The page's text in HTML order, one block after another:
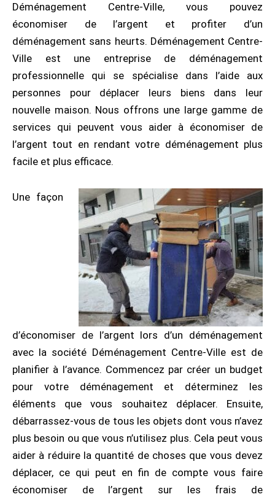
Déménagement Centre-Ville, vous pouvez
économiser de l’argent et profiter d’un
déménagement sans heurts. Déménagement Centre-
Ville est une entreprise de déménagement
professionnelle qui se spécialise dans l’aide aux
personnes pour déplacer leurs biens dans leur
nouvelle maison. Nous offrons une large gamme de
services qui peuvent vous aider à économiser de
l’argent tout en rendant votre déménagement plus
facile et plus efficace.
Une façon
d’économiser de l’argent lors d’un déménagement
avec la société Déménagement Centre-Ville est de
planifier à l’avance. Commencez par créer un budget
pour votre déménagement et déterminez les
éléments que vous souhaitez déplacer. Ensuite,
débarrassez-vous de tous les objets dont vous n’avez
plus besoin ou que vous n’utilisez plus. Cela peut vous
aider à réduire la quantité de choses que vous devez
déplacer, ce qui peut en fin de compte vous faire
économiser de l’argent sur les frais de